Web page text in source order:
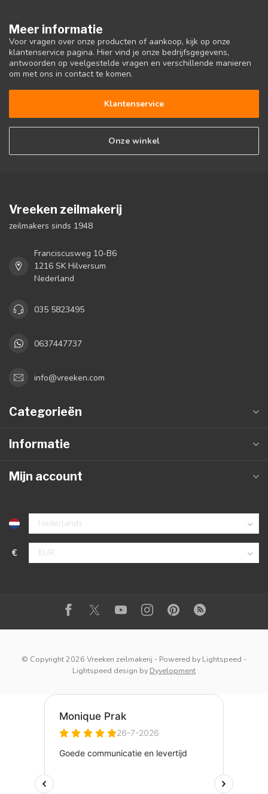
Meer informatie
Voor vragen over onze producten of aankoop, kijk op onze
klantenservice pagina. Hier vind je onze bedrijfsgegevens,
antwoorden op veelgestelde vragen en verschillende manieren
om met ons in contact te komen.
Klantenservice
Onze winkel
Vreeken zeilmakerij
zeilmakers sinds 1948
Franciscusweg 10-B6
1216 SK Hilversum
Nederland
035 5823495
0637447737
info@vreeken.com
Categorieën
Informatie
Mijn account
€
© Copyright 2026 Vreeken zeilmakerij - Powered by Lightspeed -
Lightspeed design by Dyvelopment